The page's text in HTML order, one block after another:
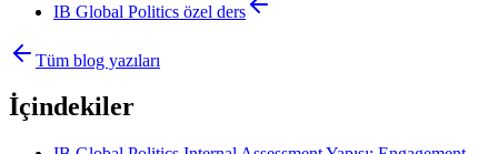
IB Global Politics özel ders
Tüm blog yazıları
İçindekiler